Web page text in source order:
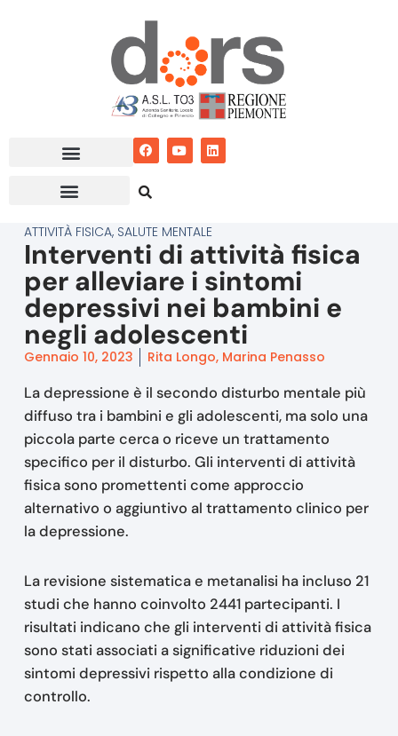
ATTIVITÀ FISICA, SALUTE MENTALE
Interventi di attività fisica
per alleviare i sintomi
depressivi nei bambini e
negli adolescenti
Gennaio 10, 2023 Rita Longo, Marina Penasso
La depressione è il secondo disturbo mentale più
diffuso tra i bambini e gli adolescenti, ma solo una
piccola parte cerca o riceve un trattamento
specifico per il disturbo. Gli interventi di attività
fisica sono promettenti come approccio
alternativo o aggiuntivo al trattamento clinico per
la depressione.
La revisione sistematica e metanalisi ha incluso 21
studi che hanno coinvolto 2441 partecipanti. I
risultati indicano che gli interventi di attività fisica
sono stati associati a significative riduzioni dei
sintomi depressivi rispetto alla condizione di
controllo.